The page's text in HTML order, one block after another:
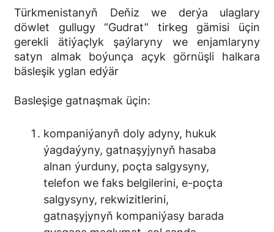
Türkmenistanyň Deňiz we derýa ulaglary
döwlet gullugy “Gudrat” tirkeg gämisi üçin
gerekli ätiýaçlyk şaýlaryny we enjamlaryny
satyn almak boýunça açyk görnüşli halkara
bäsleşik yglan edýär
Basleşige gatnaşmak üçin:
kompaniýanyň doly adyny, hukuk
ýagdaýyny, gatnaşyjynyň hasaba
alnan ýurduny, poçta salgysyny,
telefon we faks belgilerini, e-poçta
salgysyny, rekwizitlerini,
gatnaşyjynyň kompaniýasy barada